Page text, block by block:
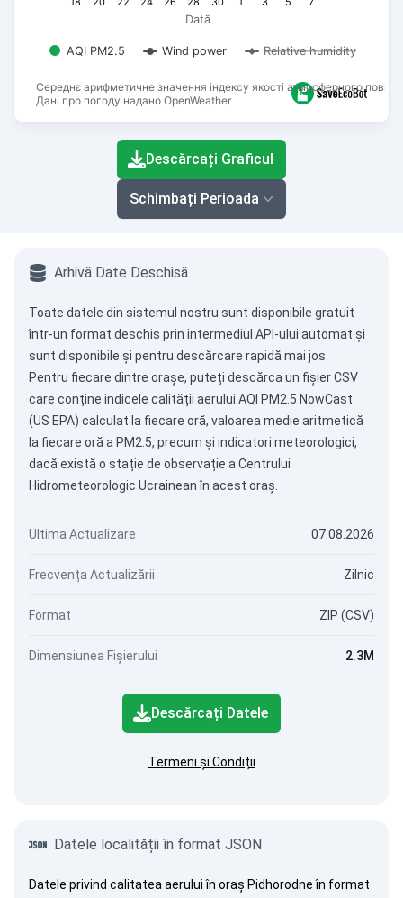
Середнє арифметичне значення індексу якості атмосферного
Дані про погоду надано OpenWeather
Dată
AQI PM2.5 Wind power Relative humidity
End of interactive chart.
Descărcați Graficul
Schimbați Perioada
Arhivă Date Deschisă
Toate datele din sistemul nostru sunt disponibile gratuit
într-un format deschis prin intermediul API-ului automat și
sunt disponibile și pentru descărcare rapidă mai jos.
Pentru fiecare dintre orașe, puteți descărca un fișier CSV
care conține indicele calității aerului AQI PM2.5 NowCast
(US EPA) calculat la fiecare oră, valoarea medie aritmetică
la fiecare oră a PM2.5, precum și indicatori meteorologici,
dacă există o stație de observație a Centrului
Hidrometeorologic Ucrainean în acest oraș.
Ultima Actualizare 07.08.2026
Frecvența Actualizării Zilnic
Format ZIP (CSV)
Dimensiunea Fișierului 2.3M
Descărcați Datele
Termeni și Condiții
Datele localității în format JSON
Datele privind calitatea aerului în oraș Pidhorodne în format